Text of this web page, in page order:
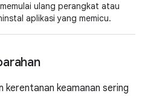
ulang perangkat atau
aplikasi yang memicu.
kerentanan keamanan sering